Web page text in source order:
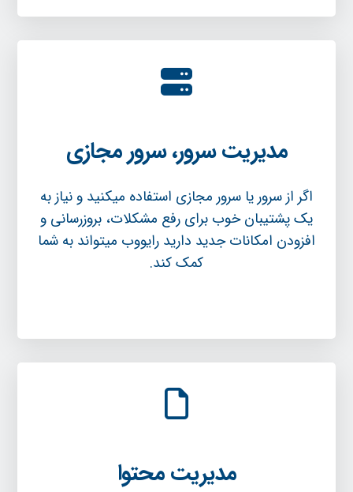
مدیریت سرور، سرور مجازی
اگر از سرور یا سرور مجازی استفاده میکنید و نیاز به
یک پشتیبان خوب برای رفع مشکلات، بروزرسانی و
افزودن امکانات جدید دارید رایووب میتواند به شما
کمک کند.
مدیریت محتوا